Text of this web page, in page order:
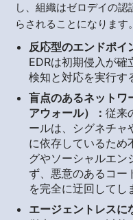
し、組織はゼロデイの
らされることになります。
反応型のエンドポイ
EDRは初期侵入が
検知と対応を実行す
盲点のあるネットワ
アウォール）：従来
ールは、シグネチャ
に依存しているため
グやソーシャルエン
ず、悪意のあるコー
を完全に迂回してし
エージェントレスに